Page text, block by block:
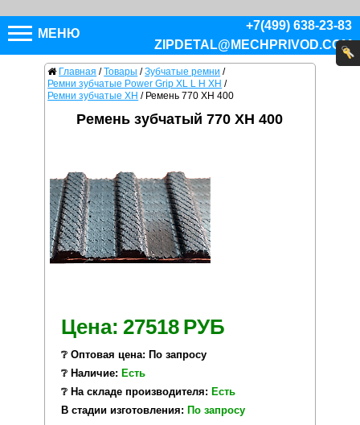
МЕНЮ
+7(499) 638-23-83
ZIPDETAL@MECHPRIVOD.COM
Главная / Товары / Зубчатые ремни /
Ремни зубчатые Power Grip XL L H XH /
Ремни зубчатые XH / Ремень 770 XH 400
Ремень зубчатый 770 XH 400
Цена: 27518 РУБ
❔ Оптовая цена: По запросу
❔ Наличие: Есть
❔ На складе производителя: Есть
В стадии изготовления: По запросу